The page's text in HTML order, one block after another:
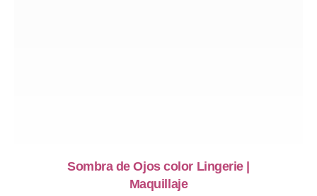
Sombra de Ojos color Lingerie |
Maquillaje